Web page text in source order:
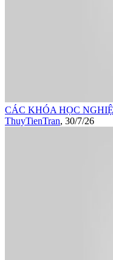
CÁC KHÓA HỌC
ThuyTienTran, 30/7/26